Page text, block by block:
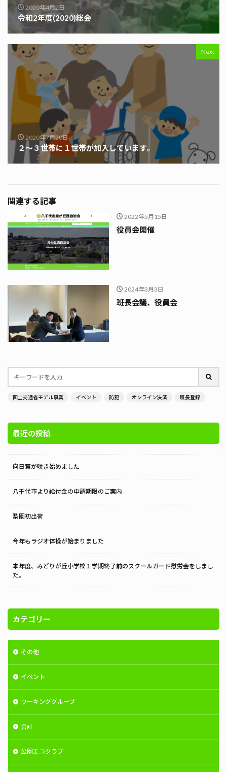
2020年4月2日
令和2年度(2020)総会
Next
2020年7月20日
２〜３世帯に１世帯が加入しています。
関連する記事
2022年5月15日
役員会開催
2024年3月3日
班長会議、役員会
国土交通省モデル事業 イベント 防犯 オンライン決済 班長登録
最近の投稿
向日葵が咲き始めました
八千代市より給付金の申請期限のご案内
梨園初出荷
今年もラジオ体操が始まりました
本年度、みどりが丘小学校１学期終了前のスクールガード慰労会をしまし
た。
カテゴリー
その他
イベント
ワーキンググループ
会計
公園エコクラブ